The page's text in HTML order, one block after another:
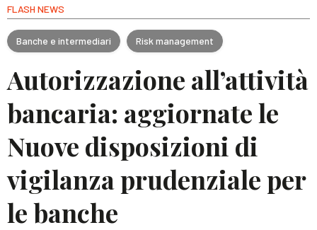
FLASH NEWS
Banche e intermediari Risk management
Autorizzazione all’attività
bancaria: aggiornate le
Nuove disposizioni di
vigilanza prudenziale per
le banche